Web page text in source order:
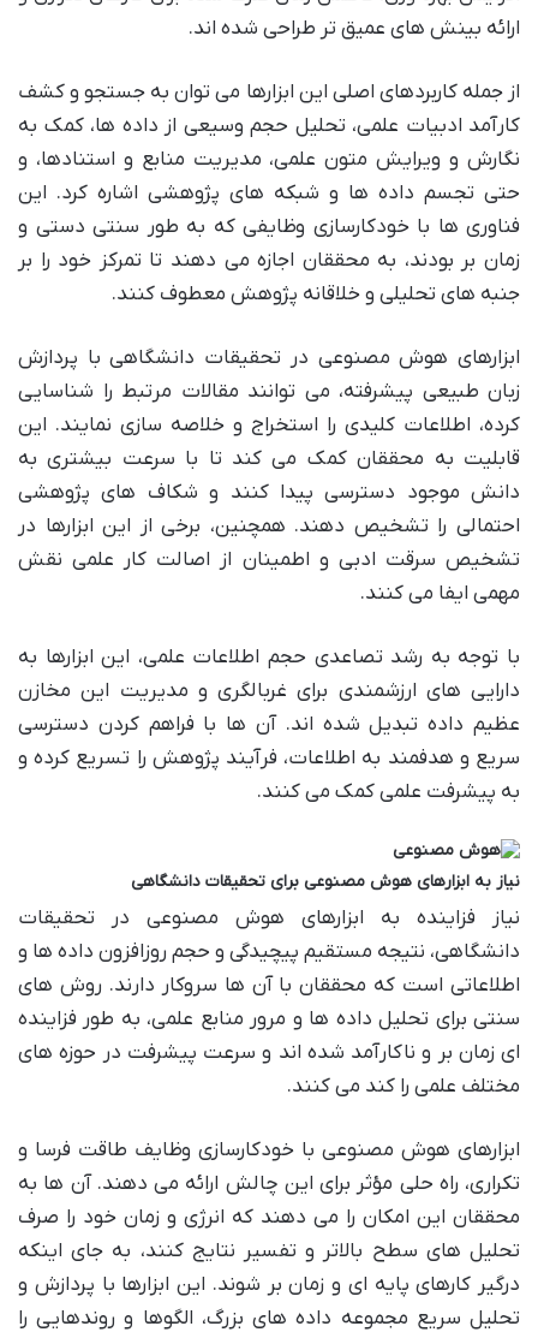
ارائه بینش های عمیق تر طراحی شده اند.
از جمله کاربردهای اصلی این ابزارها می توان به جستجو و کشف
کارآمد ادبیات علمی، تحلیل حجم وسیعی از داده ها، کمک به
نگارش و ویرایش متون علمی، مدیریت منابع و استنادها، و
حتی تجسم داده ها و شبکه های پژوهشی اشاره کرد. این
فناوری ها با خودکارسازی وظایفی که به طور سنتی دستی و
زمان بر بودند، به محققان اجازه می دهند تا تمرکز خود را بر
جنبه های تحلیلی و خلاقانه پژوهش معطوف کنند.
ابزارهای هوش مصنوعی در تحقیقات دانشگاهی با پردازش
زبان طبیعی پیشرفته، می توانند مقالات مرتبط را شناسایی
کرده، اطلاعات کلیدی را استخراج و خلاصه سازی نمایند. این
قابلیت به محققان کمک می کند تا با سرعت بیشتری به
دانش موجود دسترسی پیدا کنند و شکاف های پژوهشی
احتمالی را تشخیص دهند. همچنین، برخی از این ابزارها در
تشخیص سرقت ادبی و اطمینان از اصالت کار علمی نقش
مهمی ایفا می کنند.
با توجه به رشد تصاعدی حجم اطلاعات علمی، این ابزارها به
دارایی های ارزشمندی برای غربالگری و مدیریت این مخازن
عظیم داده تبدیل شده اند. آن ها با فراهم کردن دسترسی
سریع و هدفمند به اطلاعات، فرآیند پژوهش را تسریع کرده و
به پیشرفت علمی کمک می کنند.
نیاز به ابزارهای هوش مصنوعی برای تحقیقات دانشگاهی
نیاز فزاینده به ابزارهای هوش مصنوعی در تحقیقات
دانشگاهی، نتیجه مستقیم پیچیدگی و حجم روزافزون داده ها و
اطلاعاتی است که محققان با آن ها سروکار دارند. روش های
سنتی برای تحلیل داده ها و مرور منابع علمی، به طور فزاینده
ای زمان بر و ناکارآمد شده اند و سرعت پیشرفت در حوزه های
مختلف علمی را کند می کنند.
ابزارهای هوش مصنوعی با خودکارسازی وظایف طاقت فرسا و
تکراری، راه حلی مؤثر برای این چالش ارائه می دهند. آن ها به
محققان این امکان را می دهند که انرژی و زمان خود را صرف
تحلیل های سطح بالاتر و تفسیر نتایج کنند، به جای اینکه
درگیر کارهای پایه ای و زمان بر شوند. این ابزارها با پردازش و
تحلیل سریع مجموعه داده های بزرگ، الگوها و روندهایی را